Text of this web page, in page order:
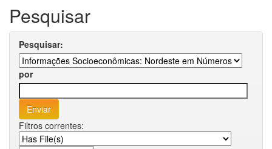
Pesquisar
Pesquisar:
por
Filtros correntes: